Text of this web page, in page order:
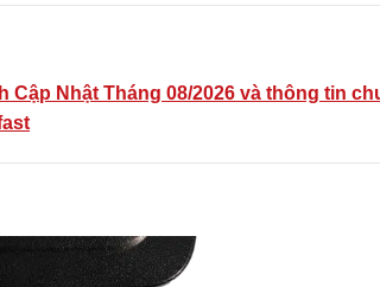
Cập Nhật Tháng 08/2026 và thông tin